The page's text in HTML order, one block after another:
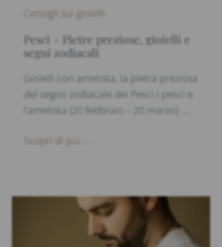
Consigli sui gioielli
Pesci – Pietre preziose, gioielli e
segni zodiacali
Gioielli con ametista, la pietra preziosa
del segno zodiacale dei Pesci I pesci e
l’ametista (20 febbraio – 20 marzo): …
Scopri di più ...